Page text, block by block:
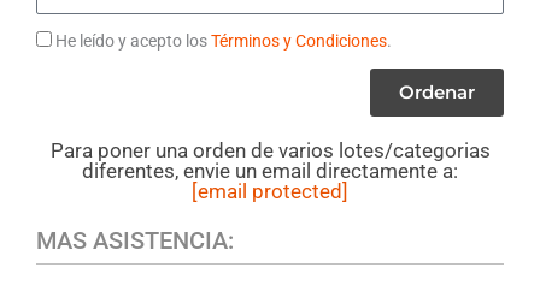
Código
Términos
He leído y acepto losTérminos y Condiciones.
Ordenar
Para poner una orden de varios lotes/categorias
diferentes, envie un email directamente a:
[email protected]
MAS ASISTENCIA: